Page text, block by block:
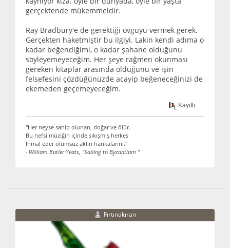
gerçektende mükemmeldir.
Ray Bradbury'e de gerektiği övgüyü vermek gerek.
Gerçekten haketmiştir bu ilgiyi. Lakin kendi adıma o
kadar beğendiğimi, o kadar şahane olduğunu
söyleyemeyeceğim. Her şeye rağmen okunması
gereken kitaplar arasında olduğunu ve işin
felsefesini çözdüğünüzde acayip beğeneceğinizi de
ekemeden geçemeyeceğim.
Kayıtlı
"Her neyse sahip olunan, doğar ve ölür.
Bu nefsi müziğin içinde sıkışmış herkes
İhmal eder ölümsüz aklın harikalarını."
- William Butler Yeats, "Sailing to Byzantium "
Fırtınakıran